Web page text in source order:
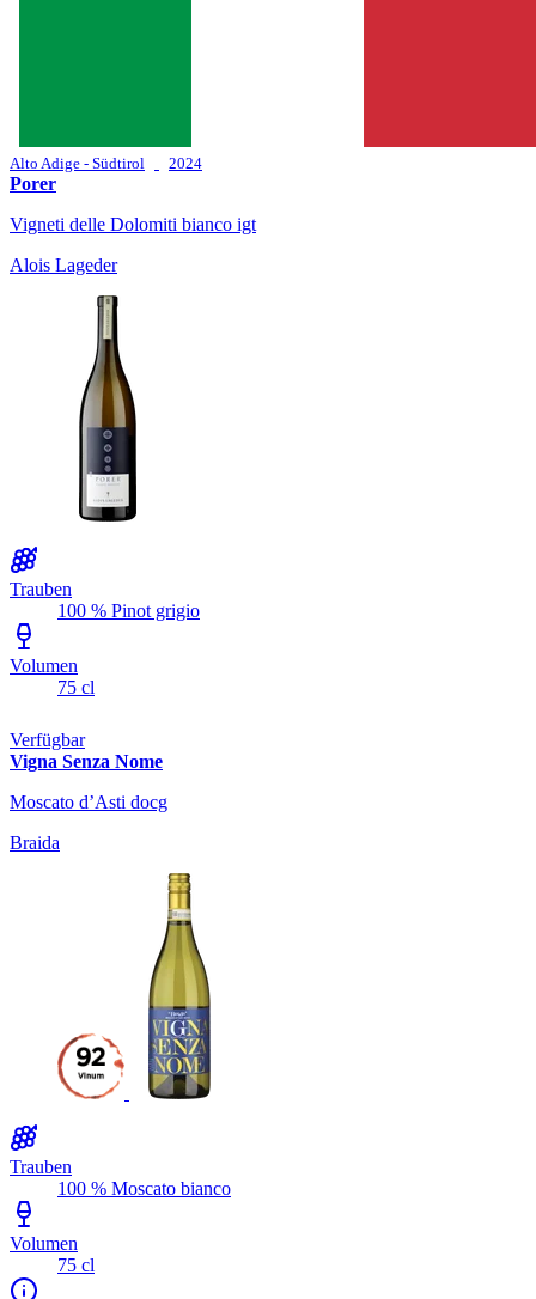
Alto Adige - Südtirol 2024
Porer
Vigneti delle Dolomiti bianco igt
Alois Lageder
Trauben
100 % Pinot grigio
Volumen
75 cl
Verfügbar
Vigna Senza Nome
Moscato d’Asti docg
Braida
Trauben
100 % Moscato bianco
Volumen
75 cl